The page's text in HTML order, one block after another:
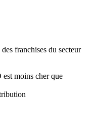
franchises du secteur
moins cher que